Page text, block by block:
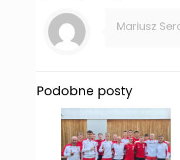
Mariusz
Podobne posty